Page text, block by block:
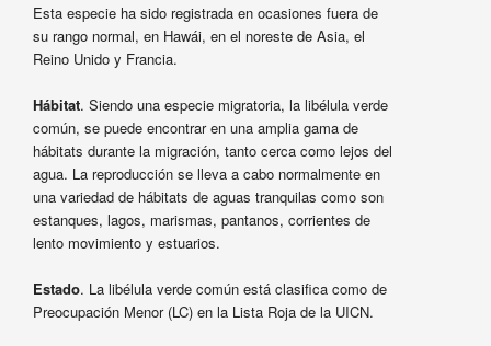
Esta especie ha sido registrada en ocasiones fuera de
su rango normal, en Hawái, en el noreste de Asia, el
Reino Unido y Francia.
Hábitat. Siendo una especie migratoria, la libélula verde
común, se puede encontrar en una amplia gama de
hábitats durante la migración, tanto cerca como lejos del
agua. La reproducción se lleva a cabo normalmente en
una variedad de hábitats de aguas tranquilas como son
estanques, lagos, marismas, pantanos, corrientes de
lento movimiento y estuarios.
Estado. La libélula verde común está clasifica como de
Preocupación Menor (LC) en la Lista Roja de la UICN.